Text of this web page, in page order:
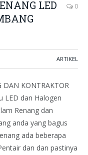
LED
0
ARTIKEL
DAN KONTRAKTOR
LED dan Halogen
Renang dan
anda yang bagus
ada beberapa
dan dan pastinya